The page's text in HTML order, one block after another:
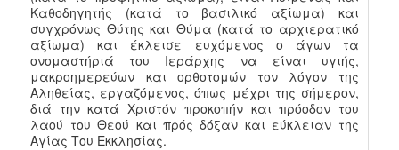
Καθοδηγητής (κατά το βασιλικό αξίωμα) και
συγχρόνως Θύτης και Θύμα (κατά το αρχιερατικό
αξίωμα) και έκλεισε ευχόμενος ο άγων τα
ονομαστήριά του Ιεράρχης να είναι υγιής,
μακροημερεύων και ορθοτομών τον λόγον της
Αληθείας, εργαζόμενος, όπως μέχρι της σήμερον,
διά την κατά Χριστόν προκοπήν και πρόοδον του
λαού του Θεού και πρός δόξαν και εύκλειαν της
Αγίας Του Εκκλησίας.